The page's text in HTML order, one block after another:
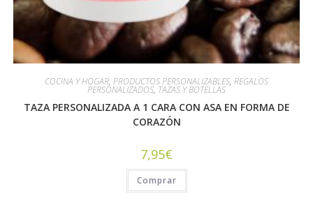
COCINA Y HOGAR, PRODUCTOS PERSONALIZABLES, REGALOS
PERSONALIZADOS, TAZAS Y BOTELLAS
TAZA PERSONALIZADA A 1 CARA CON ASA EN FORMA DE
CORAZÓN
7,95€
Comprar